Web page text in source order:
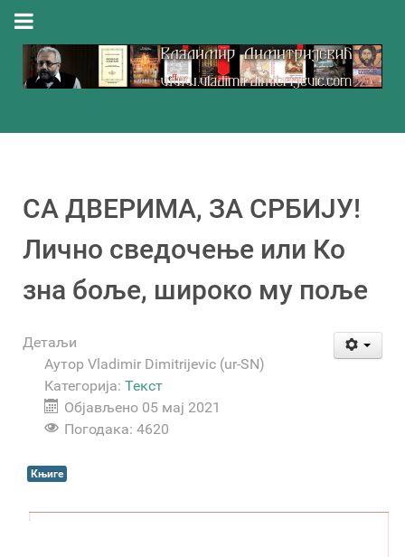
СА ДВЕРИМА, ЗА СРБИЈУ!
Лично сведочење или Ко
зна боље, широко му поље
Детаљи
Аутор Vladimir Dimitrijevic (ur-SN)
Категорија: Текст
Објављено 05 мај 2021
Погодака: 4620
Књиге